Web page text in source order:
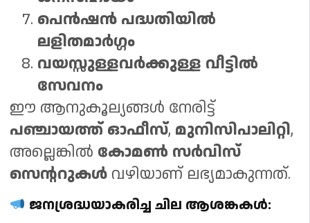
പെൻഷൻ പദ്ധതിയിൽ
ലളിതമാർഗ്ഗം
വയസ്സുള്ളവർക്കുള്ള വീട്ടിൽ
സേവനം
ഈ ആനുകൂല്യങ്ങൾ നേരിട്ട്
പഞ്ചായത്ത് ഓഫീസ്, മുനിസിപാലിറ്റി,
അല്ലെങ്കിൽ കോമൺ സർവിസ്
സെന്ററുകൾ വഴിയാണ് ലഭ്യമാകുന്നത്.
ജനശ്രദ്ധയാകരിച്ച ചില ആശങ്കകൾ: